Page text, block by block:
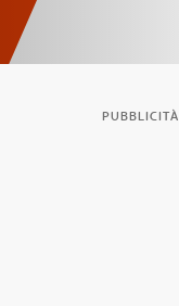
PUBBLICITÀ